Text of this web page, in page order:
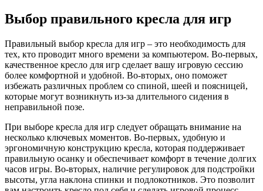
Выбор правильного кресла для игр
Правильный выбор кресла для игр – это необходимость для
тех, кто проводит много времени за компьютером. Во-первых,
качественное кресло для игр сделает вашу игровую сессию
более комфортной и удобной. Во-вторых, оно поможет
избежать различных проблем со спиной, шеей и поясницей,
которые могут возникнуть из-за длительного сидения в
неправильной позе.
При выборе кресла для игр следует обращать внимание на
несколько ключевых моментов. Во-первых, удобную и
эргономичную конструкцию кресла, которая поддерживает
правильную осанку и обеспечивает комфорт в течение долгих
часов игры. Во-вторых, наличие регулировок для подстройки
высоты, угла наклона спинки и подлокотников. Это позволит